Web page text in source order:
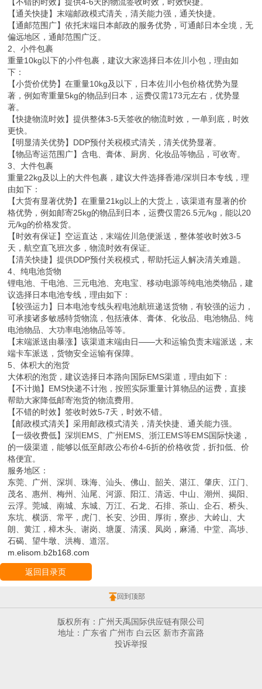
【通关快捷】末端邮政模式清关，清关能力强，通关快捷。
【通邮范围广】依托末端日本邮政的服务优势，可通邮日本全境，无
偏远地区，通邮范围广泛。
2、小件包裹
重量10kg以下的小件包裹，建议大家选择日本佐川小包，理由如
下：
【小货价优势】在重量10kg及以下，日本佐川小包价格优势为显
著，例如寄重量5kg的物品到日本，运费仅需173元左右，优势显
著。
【快捷物流时效】提供整体3-5天签收的物流时效，一单到底，时效
更快。
【明显清关优势】DDP预付关税模式清关，清关优势显著。
【物品寄运范围广】含电、膏体、厨房、化妆品等物品，可收寄。
3、大件包裹
重量22kg及以上的大件包裹，建议大件选择香港/深圳日本专线，理
由如下：
【大货有显著优势】在重量21kg以上的大货上，该渠道有显著的价
格优势，例如邮寄25kg的物品到日本，运费仅需26.5元/kg，能以20
元/kg的价格发货。
【时效有保证】空运直达，末端佐川急便派送，整体签收时效3-5
天，航空直飞班次多，物流时效有保证。
【清关快捷】提供DDP预付关税模式，帮助托运人解决清关难题。
4、纯电池货物
锂电池、干电池、三元电池、充电宝、移动电源等纯电池类物品，建
议选择日本电池专线，理由如下：
【较强运力】日本电池专线头程电池航班递送货物，有较强的运力，
可承接诸多敏感特货物流，包括液体、膏体、化妆品、电池物品、纯
电池物品、大功率电池物品等等。
【末端派送由暴涨】该渠道末端由日——大和运输负责末端派送，末
端卡车派送，货物安全运输有保障。
5、体积大的泡货
大体积的泡货，建议选择日本路向国际EMS渠道，理由如下：
【不计抛】EMS快递不计泡，按照实际重量计算物品的运费，直接
帮助大家降低邮寄泡货的物流费用。
【不错的时效】签收时效5-7天，时效不错。
【邮政模式清关】采用邮政模式清关，清关快捷、通关能力强。
【一级收费低】深圳EMS、广州EMS、浙江EMS等EMS国际快递，
的一级渠道，能够以低至邮政公布价4-6折的价格收货，折扣低、价
格便宜。
服务地区：
东莞、广州、深圳、珠海、汕头、佛山、韶关、湛江、肇庆、江门、
茂名、惠州、梅州、汕尾、河源、阳江、清远、中山、潮州、揭阳、
云浮。莞城、南城、东城、万江、石龙、石排、茶山、企石、桥头、
东坑、横沥、常平，虎门、长安、沙田、厚街，寮步、大岭山、大
朗、黄江，樟木头、谢岗、塘厦、清溪、凤岗，麻涌、中堂、高埗、
石碣、望牛墩、洪梅、道滘。
m.elisom.b2b168.com
返回目录页
回到顶部
版权所有：广州天禹国际供应链有限公司
地址：广东省 广州市 白云区 新市齐富路
投诉举报